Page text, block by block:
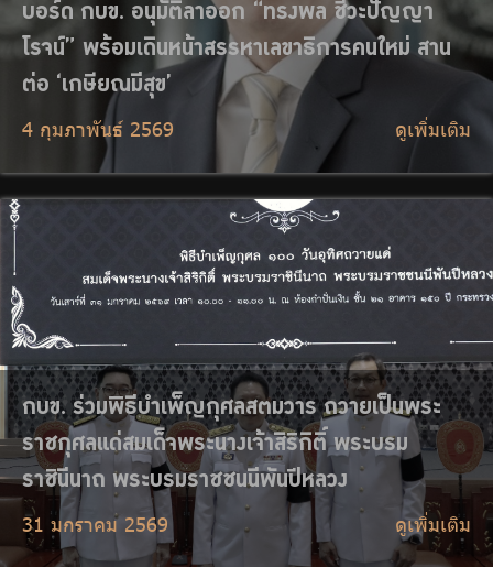
ราชกุศลแด่สมเด็จพระนางเจ้าสิริกิติ์ พระบรม
ราชินีนาถ พระบรมราชชนนีพันปีหลวง
31 มกราคม 2569
กบข. เผยผลตอบแทนกองสมาชิกปี 68 เป็นไปตาม
คาด ปรับ SAA รับเศรษฐกิจผันผวน ดันสมาชิกถึง
เป้าเกษียณมีสุข
30 มกราคม 2569 ดูเพิ่มเติม